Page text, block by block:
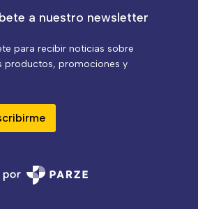
a nuestro newsletter
para recibir noticias sobre
productos, promociones y